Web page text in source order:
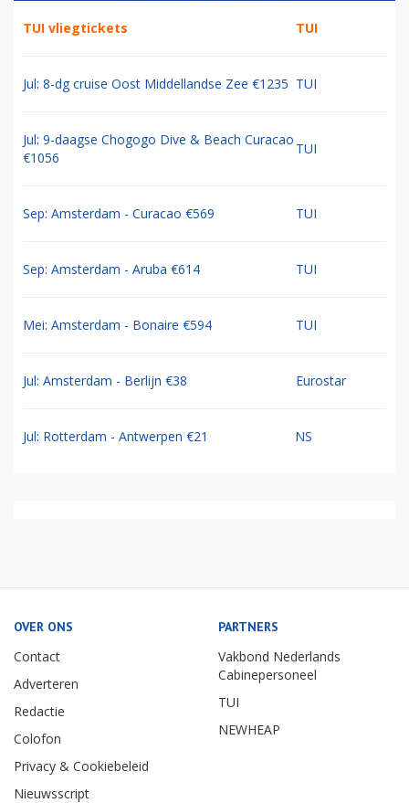
TUI vliegtickets TUI
Jul: 8-dg cruise Oost Middellandse Zee €1235 TUI
Jul: 9-daagse Chogogo Dive & Beach Curacao
€1056
TUI
Sep: Amsterdam - Curacao €569 TUI
Sep: Amsterdam - Aruba €614 TUI
Mei: Amsterdam - Bonaire €594 TUI
Jul: Amsterdam - Berlijn €38 Eurostar
Jul: Rotterdam - Antwerpen €21 NS
OVER ONS
Contact
Adverteren
Redactie
Colofon
Privacy & Cookiebeleid
Nieuwsscript
PARTNERS
Vakbond Nederlands
Cabinepersoneel
TUI
NEWHEAP